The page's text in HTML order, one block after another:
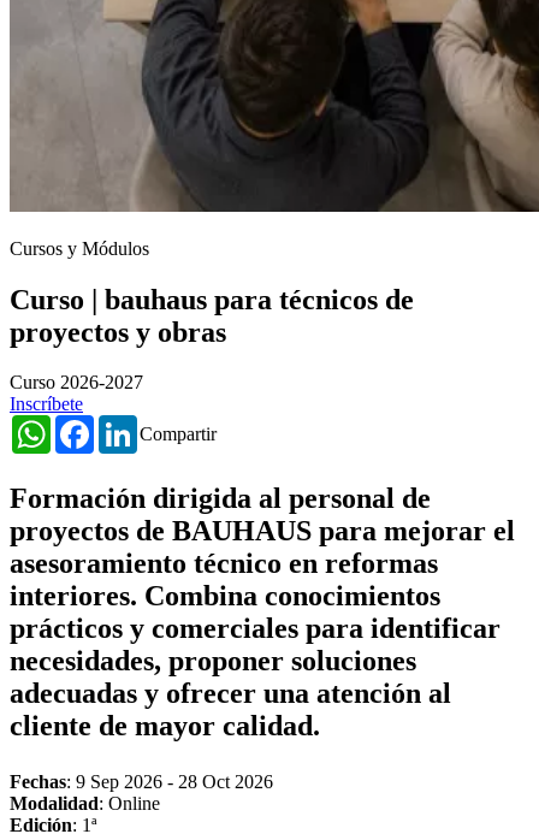
Cursos y Módulos
Curso | bauhaus para técnicos de
proyectos y obras
Curso 2026-2027
Inscríbete
Compartir
WhatsAppFacebookLinkedIn
Formación dirigida al personal de
proyectos de BAUHAUS para mejorar el
asesoramiento técnico en reformas
interiores. Combina conocimientos
prácticos y comerciales para identificar
necesidades, proponer soluciones
adecuadas y ofrecer una atención al
cliente de mayor calidad.
Fechas: 9 Sep 2026 - 28 Oct 2026
Modalidad: Online
Edición: 1ª